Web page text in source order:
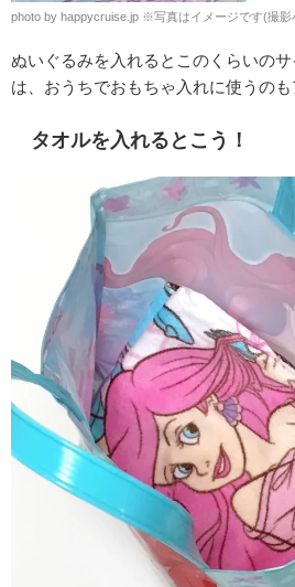
photo by happycruise.jp ※写真はイメージです(撮影
ぬいぐるみを入れるとこのくらいの
は、おうちでおもちゃ入れに使うのも
タオルを入れるとこう！